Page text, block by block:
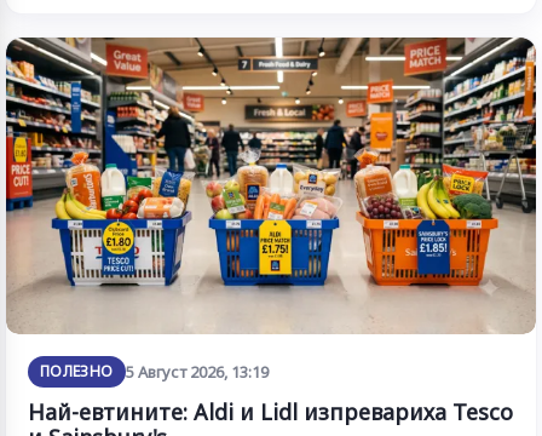
ПОЛЕЗНО 5 Август 2026, 13:19
Най-евтините: Aldi и Lidl изпревариха Tesco